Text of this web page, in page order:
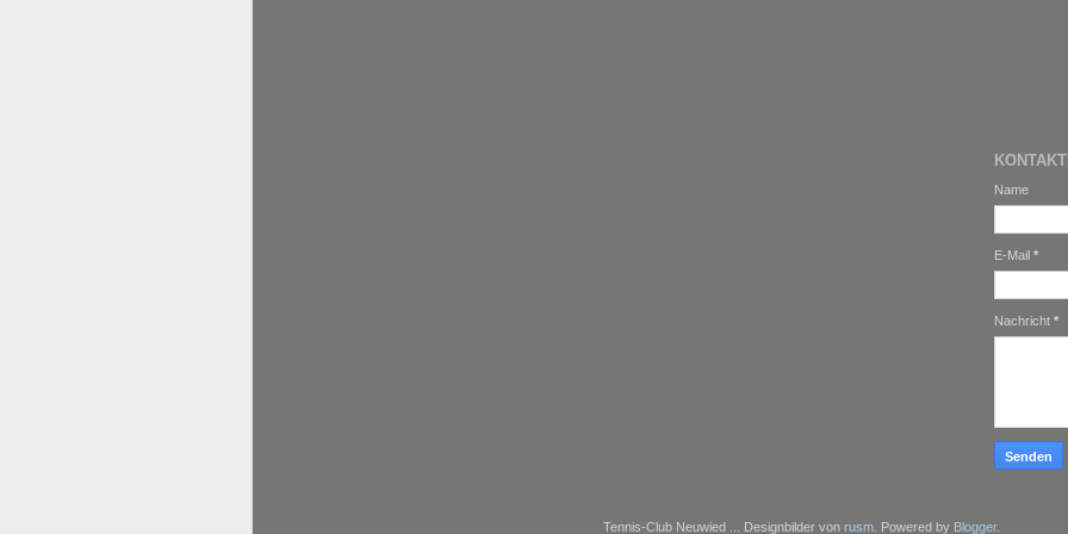
Name
E-Mail *
Nachricht *
Tennis-Club Neuwied ... Designbilder von rusm. Powered by Blogger.